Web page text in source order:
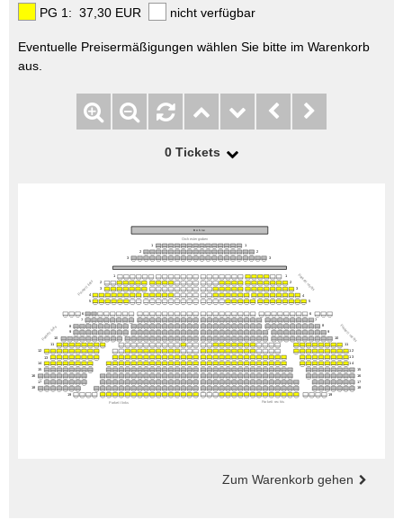
PG 1: 37,30 EUR nicht verfügbar
Eventuelle Preisermäßigungen wählen Sie bitte im Warenkorb
aus.
0 Tickets
Zum Warenkorb gehen